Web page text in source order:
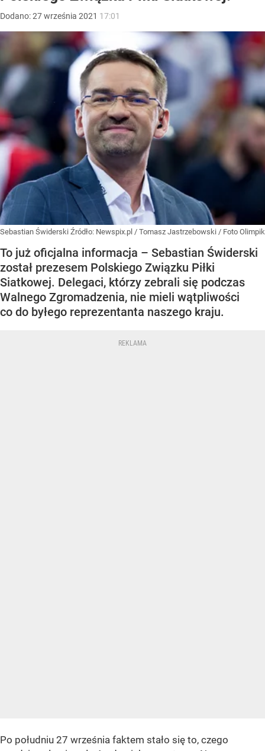
Dodano:27września 2021 17:01
Sebastian Świderski Źródło: Newspix.pl / Tomasz Jastrzebowski / Foto Olimpik
To już oficjalna informacja – Sebastian Świderski
został prezesem Polskiego Związku Piłki
Siatkowej. Delegaci, którzy zebrali się podczas
Walnego Zgromadzenia, nie mieli wątpliwości
co do byłego reprezentanta naszego kraju.
Po południu 27 września faktem stało się to, czego